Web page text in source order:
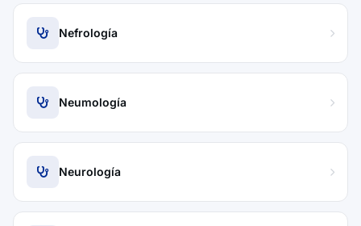
Nefrología
Neumología
Neurología